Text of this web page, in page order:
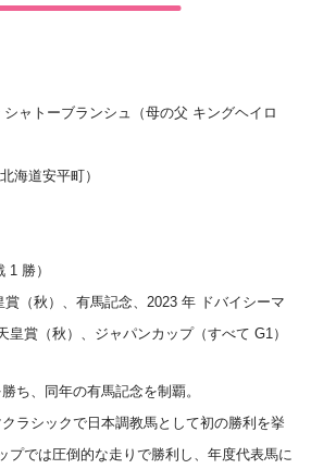
ャトーブランシュ（母の父 キングヘイロ
海道安平町）
1 勝）
（秋）、有馬記念、2023 年 ドバイシーマ
皇賞（秋）、ジャパンカップ（すべて G1）
ち、同年の有馬記念を制覇。
ラシックで日本調教馬として初の勝利を挙
プでは圧倒的な走りで勝利し、年度代表馬に